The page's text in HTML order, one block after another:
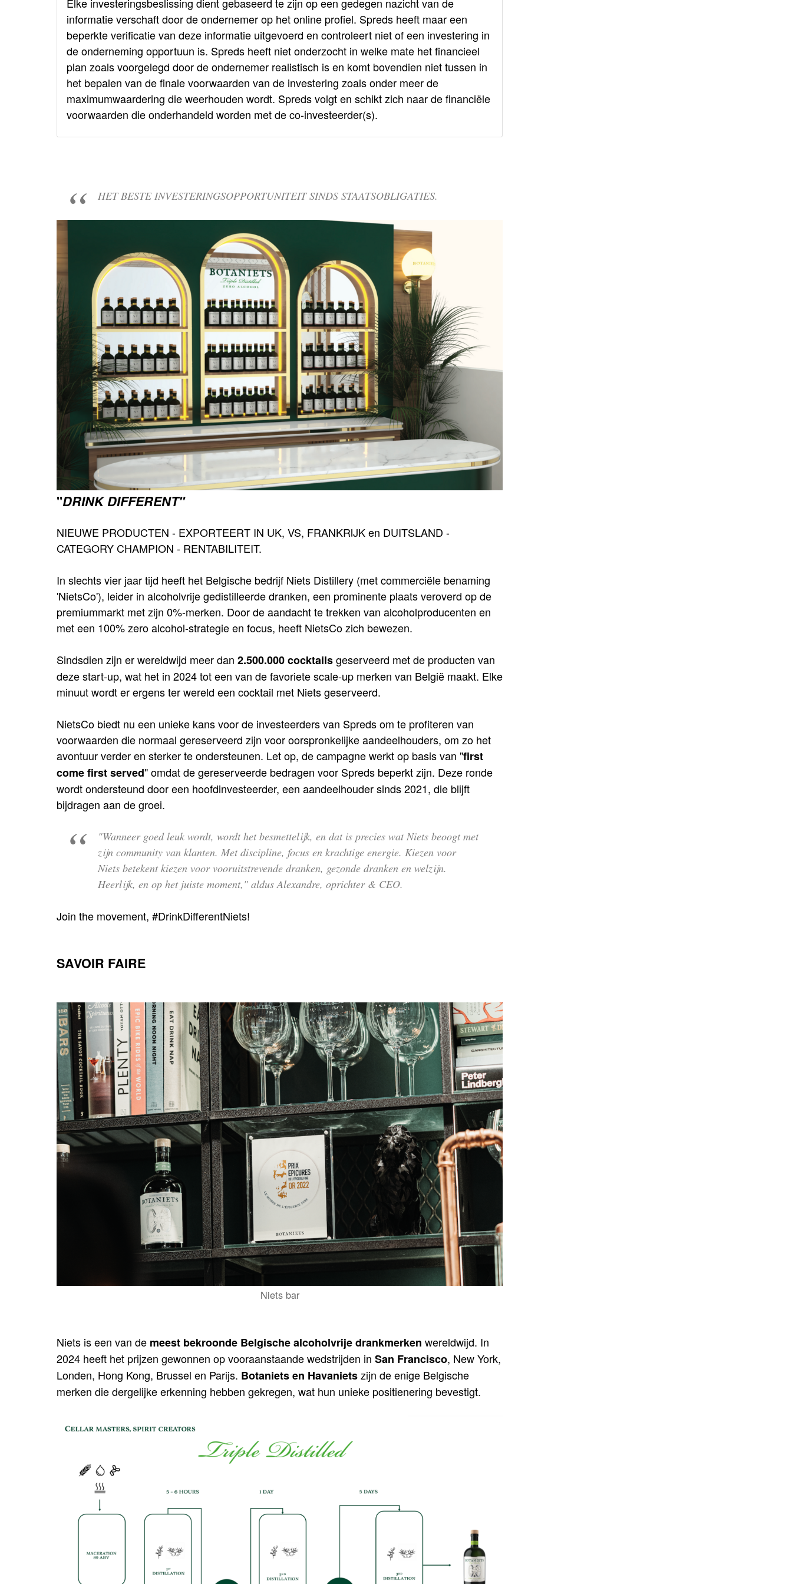
informatie verschaft door de ondernemer op het online profiel. Spreds heeft maar een
beperkte verificatie van deze informatie uitgevoerd en controleert niet of een investering in
de onderneming opportuun is. Spreds heeft niet onderzocht in welke mate het financieel
plan zoals voorgelegd door de ondernemer realistisch is en komt bovendien niet tussen in
het bepalen van de finale voorwaarden van de investering zoals onder meer de
maximumwaardering die weerhouden wordt. Spreds volgt en schikt zich naar de financiële
voorwaarden die onderhandeld worden met de co-investeerder(s).
HET BESTE INVESTERINGSOPPORTUNITEIT SINDS STAATSOBLIGATIES.
"DRINK DIFFERENT"
NIEUWE PRODUCTEN - EXPORTEERT IN UK, VS, FRANKRIJK en DUITSLAND -
CATEGORY CHAMPION - RENTABILITEIT.
In slechts vier jaar tijd heeft het Belgische bedrijf Niets Distillery (met commerciële benaming
'NietsCo'), leider in alcoholvrije gedistilleerde dranken, een prominente plaats veroverd op de
premiummarkt met zijn 0%-merken. Door de aandacht te trekken van alcoholproducenten en
met een 100% zero alcohol-strategie en focus, heeft NietsCo zich bewezen.
Sindsdien zijn er wereldwijd meer dan 2.500.000 cocktailsgeserveerd met de producten van
deze start-up, wat het in 2024 tot een van de favoriete scale-up merken van België maakt. Elke
minuut wordt er ergens ter wereld een cocktail met Niets geserveerd.
NietsCo biedt nu een unieke kans voor de investeerders van Spreds om te profiteren van
voorwaarden die normaal gereserveerd zijn voor oorspronkelijke aandeelhouders, om zo het
avontuur verder en sterker te ondersteunen. Let op, de campagne werkt op basis van "first
come first served" omdat de gereserveerde bedragen voor Spreds beperkt zijn. Deze ronde
wordt ondersteund door een hoofdinvesteerder, een aandeelhouder sinds 2021, die blijft
bijdragen aan de groei.
"Wanneer goed leuk wordt, wordt het besmettelijk, en dat is precies wat Niets beoogt met
zijn community van klanten. Met discipline, focus en krachtige energie. Kiezen voor
Niets betekent kiezen voor vooruitstrevende dranken, gezonde dranken en welzijn.
Heerlijk, en op het juiste moment," aldus Alexandre, oprichter & CEO.
Join the movement, #DrinkDifferentNiets!
SAVOIR FAIRE
Niets bar
Niets is een van de meest bekroonde Belgische alcoholvrije drankmerken wereldwijd. In
2024 heeft het prijzen gewonnen op vooraanstaande wedstrijden in San Francisco, New York,
Londen, Hong Kong, Brussel en Parijs. Botaniets en Havanietszijn de enige Belgische
merken die dergelijke erkenning hebben gekregen, wat hun unieke positienering bevestigt.